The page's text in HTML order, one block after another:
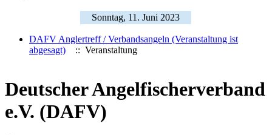
Sonntag, 11. Juni 2023
DAFV Anglertreff / Verbandsangeln (Veranstaltung ist
abgesagt)
:: Veranstaltung
Deutscher Angelfischerverband
e.V. (DAFV)